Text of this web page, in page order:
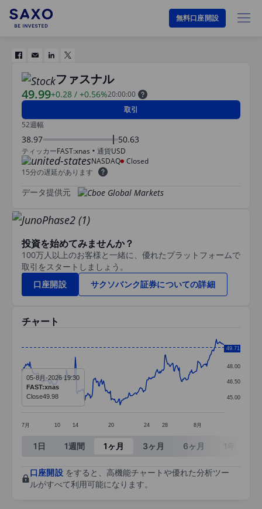
無料口座開設
ファスナル
49.99+0.28 / +0.56%20:00:00
取引
52週幅
38.97 50.63
ティッカーFAST:xnas 通貨USD
NASDAQ Closed
15分の遅延があります
データ提供元
投資を始めてみませんか？
100万人以上のお客様と一緒に、優れたプラットフォームで
取引をスタートしましょう。
口座開設
サクソバンク証券についての詳細
チャート
Line chart with 295 data points.
The chart has 1 X axis displaying categories.
The chart has 1 Y axis displaying values. Data
7月 10 14 20 24 28 8月
45.00
46.50
48.00
49.50
49.71
05-8月-2026 19:30
FAST:xnas
Close49.98
End of interactive chart.
1日 1週間 1ヶ月 3ヶ月 6ヶ月
口座開設をすると、高機能チャートや優れた分析ツー
ルがすべて利用可能になります。